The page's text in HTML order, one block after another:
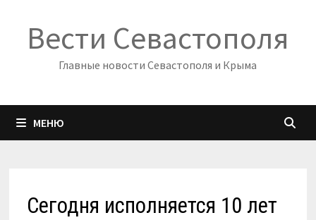
содержимому
Вести Севастополя
Главные новости Севастополя и Крыма
МЕНЮ
Сегодня исполняется 10 лет